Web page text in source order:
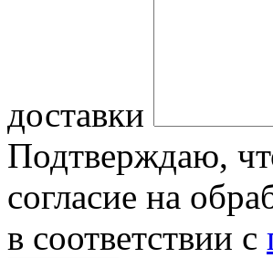
доставки
Подтверждаю,
согласие на
в соответствии с